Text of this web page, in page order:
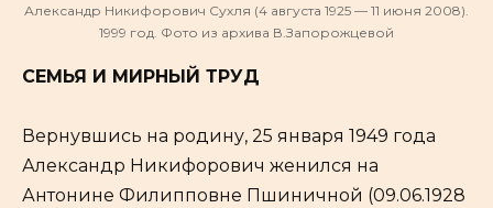
Александр Никифорович Сухля (4 августа 1925 — 11 июня 2008).
1999 год. Фото из архива В.Запорожцевой
СЕМЬЯ И МИРНЫЙ ТРУД
Вернувшись на родину, 25 января 1949 года
Александр Никифорович женился на
Антонине Филипповне Пшиничной (09.06.1928